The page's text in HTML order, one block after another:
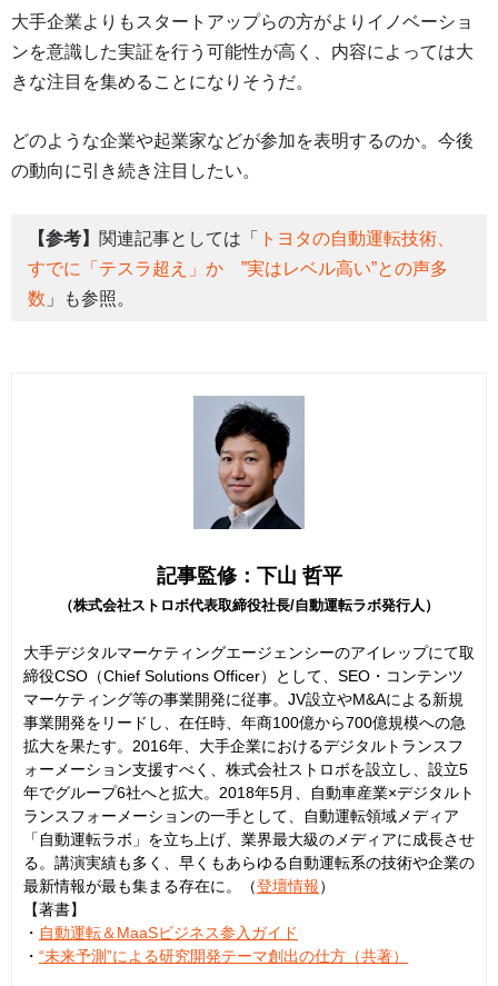
大手企業よりもスタートアップらの方がよりイノベーショ
ンを意識した実証を行う可能性が高く、内容によっては大
きな注目を集めることになりそうだ。
どのような企業や起業家などが参加を表明するのか。今後
の動向に引き続き注目したい。
【参考】 関連記事としては「
トヨタの自動運転技術、
すでに「テスラ超え」か ”実はレベル高い”との声多
数 」も参照。
記事監修：下山 哲平
（株式会社ストロボ代表取締役社長/自動運転ラボ発行人）
大手デジタルマーケティングエージェンシーのアイレップにて取
締役CSO（Chief Solutions Officer）として、SEO・コンテンツ
マーケティング等の事業開発に従事。JV設立やM&Aによる新規
事業開発をリードし、在任時、年商100億から700億規模への急
拡大を果たす。2016年、大手企業におけるデジタルトランスフ
ォーメーション支援すべく、株式会社ストロボを設立し、設立5
年でグループ6社へと拡大。2018年5月、自動車産業×デジタルト
ランスフォーメーションの一手として、自動運転領域メディア
「自動運転ラボ」を立ち上げ、業界最大級のメディアに成長させ
る。講演実績も多く、早くもあらゆる自動運転系の技術や企業の
最新情報が最も集まる存在に。（登壇情報）
【著書】
・ 自動運転＆MaaSビジネス参入ガイド
・ “未来予測”による研究開発テーマ創出の仕方（共著）